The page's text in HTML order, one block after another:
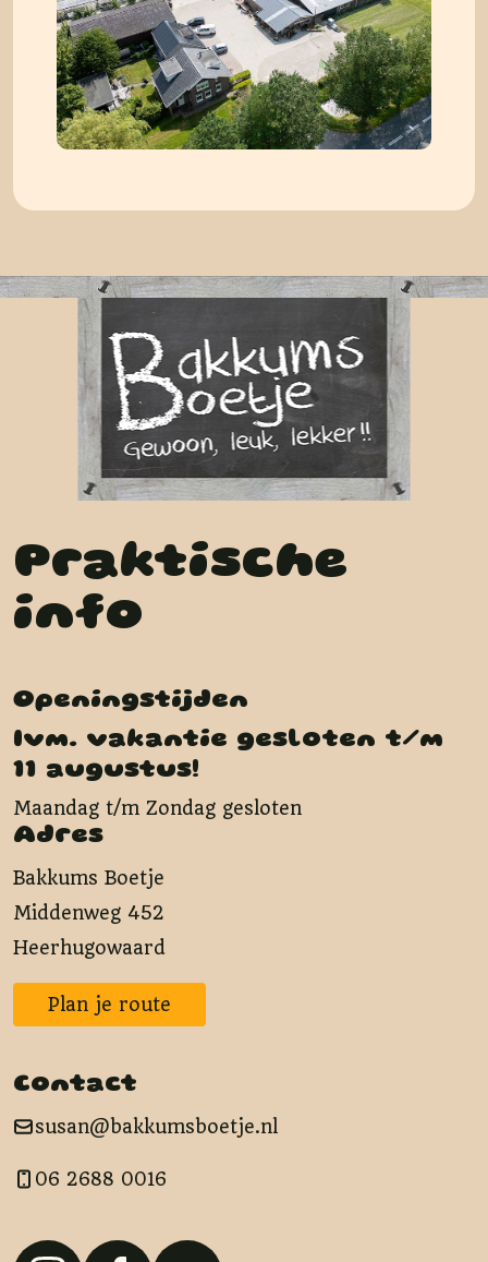
Praktische
info
Openingstijden
Ivm. vakantie gesloten t/m
11 augustus!
Maandag t/m Zondag gesloten
Adres
Bakkums Boetje
Middenweg 452
Heerhugowaard
Plan je route
Contact
susan@bakkumsboetje.nl
06 2688 0016